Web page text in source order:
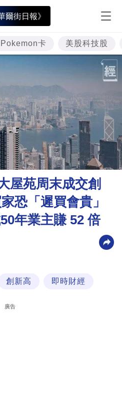
爾街日報》
Pokemon卡 美股科技股
屋苑周末成交創
恐「遲買會貴」
年業主賺 52 倍
創新高 即時財經
廣告